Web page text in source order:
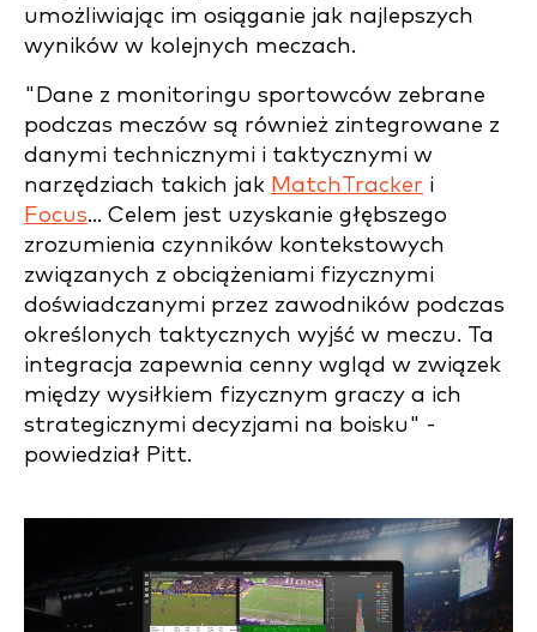
umożliwiając im osiąganie jak najlepszych
wyników w kolejnych meczach.
"Dane z monitoringu sportowców zebrane
podczas meczów są również zintegrowane z
danymi technicznymi i taktycznymi w
narzędziach takich jak MatchTracker i
Focus... Celem jest uzyskanie głębszego
zrozumienia czynników kontekstowych
związanych z obciążeniami fizycznymi
doświadczanymi przez zawodników podczas
określonych taktycznych wyjść w meczu. Ta
integracja zapewnia cenny wgląd w związek
między wysiłkiem fizycznym graczy a ich
strategicznymi decyzjami na boisku" -
powiedział Pitt.